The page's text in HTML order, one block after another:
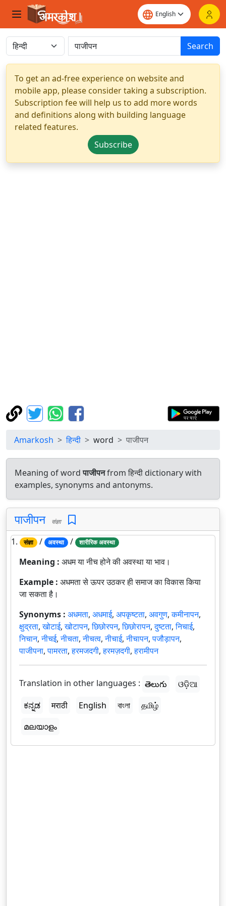
Search
To get an ad-free experience on website and
mobile app, please consider taking a subscription.
Subscription fee will help us to add more words
and definitions along with building language
related features.
Subscribe
Amarkosh हिन्दी word पाजीपन
Meaning of wordपाजीपनfrom हिन्दी dictionary with
examples, synonyms and antonyms.
पाजीपन संज्ञा
1. संज्ञा / अवस्था / शारीरिक अवस्था
Meaning : अधम या नीच होने की अवस्था या भाव।
Example : अधमता से ऊपर उठकर ही समाज का विकास किया
जा सकता है।
Synonyms : अधमता, अधमाई, अपकृष्टता, अवगुण,कमीनापन,
क्षुद्रता,खोटाई,खोटापन,छिछोरपन,छिछोरापन,दुष्टता,निचाई,
निचान,नीचई,नीचता,नीचत्व,नीचाई,नीचापन,पजौड़ापन,
पाजीपना,पामरता,हरमजदगी,हरमज़दगी,हरामीपन
Translation in other languages : తెలుగు
ଓଡ଼ିଆ
ಕನ್ನಡ
मराठी English বাংলা
தமிழ்
മലയാളം